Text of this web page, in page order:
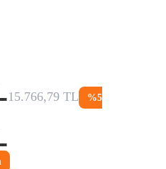
15.766,79 TL %5